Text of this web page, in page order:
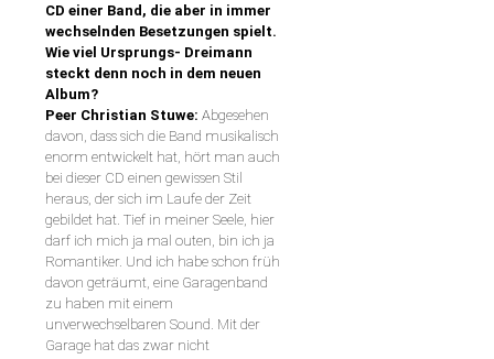
CD einer Band, die aber in immer
wechselnden Besetzungen spielt.
Wie viel Ursprungs- Dreimann
steckt denn noch in dem neuen
Album?
Peer Christian Stuwe: Abgesehen
davon, dass sich die Band musikalisch
enorm entwickelt hat, hört man auch
bei dieser CD einen gewissen Stil
heraus, der sich im Laufe der Zeit
gebildet hat. Tief in meiner Seele, hier
darf ich mich ja mal outen, bin ich ja
Romantiker. Und ich habe schon früh
davon geträumt, eine Garagenband
zu haben mit einem
unverwechselbaren Sound. Mit der
Garage hat das zwar nicht